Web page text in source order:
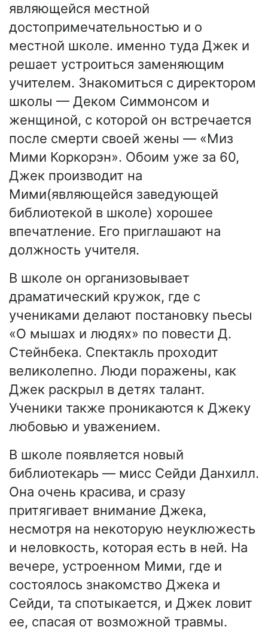
являющейся местной
достопримечательностью и о
местной школе. именно туда Джек и
решает устроиться заменяющим
учителем. Знакомиться с директором
школы — Деком Симмонсом и
женщиной, с которой он встречается
после смерти своей жены — «Миз
Мими Коркорэн». Обоим уже за 60,
Джек производит на
Мими(являющейся заведующей
библиотекой в школе) хорошее
впечатление. Его приглашают на
должность учителя.
В школе он организовывает
драматический кружок, где с
учениками делают постановку пьесы
«О мышах и людях» по повести Д.
Стейнбека. Спектакль проходит
великолепно. Люди поражены, как
Джек раскрыл в детях талант.
Ученики также проникаются к Джеку
любовью и уважением.
В школе появляется новый
библиотекарь — мисс Сейди Данхилл.
Она очень красива, и сразу
притягивает внимание Джека,
несмотря на некоторую неуклюжесть
и неловкость, которая есть в ней. На
вечере, устроенном Мими, где и
состоялось знакомство Джека и
Сейди, та спотыкается, и Джек ловит
ее, спасая от возможной травмы.